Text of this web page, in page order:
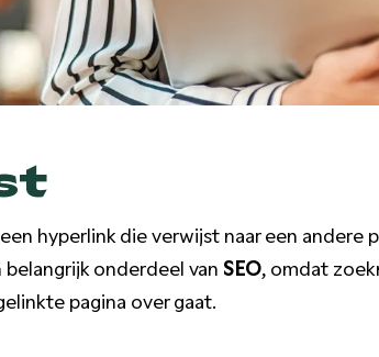
hyperlink die verwijst naar een andere
onderdeel van SEO, omdat
pagina over gaat.